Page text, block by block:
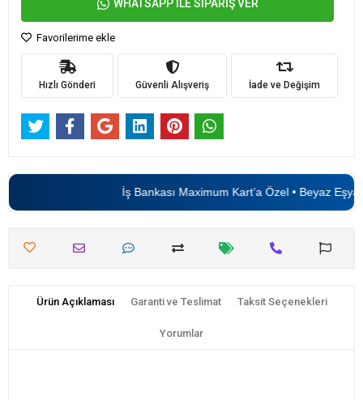
WHATSAPP İLE SİPARİŞ VER
Favorilerime ekle
Hızlı Gönderi Güvenli Alışveriş İade ve Değişim
İş Bankası Maximum Kart’a Özel • Beyaz
Ürün Açıklaması Garanti ve Teslimat Taksit Seçenekleri
Yorumlar